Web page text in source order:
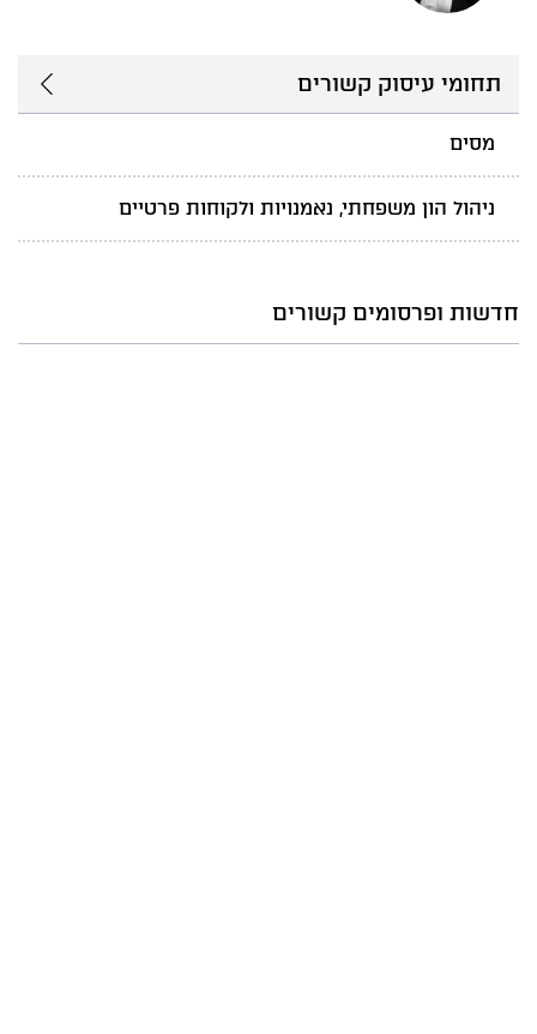
תחומי עיסוק קשורים
מסים
ניהול הון משפחתי, נאמנויות ולקוחות פרטיים
חדשות ופרסומים קשורים